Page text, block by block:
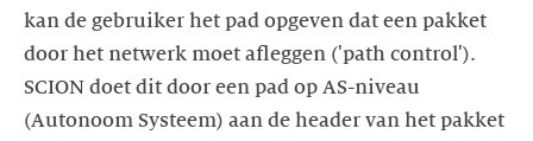
kan de gebruiker het pad opgeven dat een pakket
door het netwerk moet afleggen ('path control').
SCION doet dit door een pad op AS-niveau
(Autonoom Systeem) aan de header van het pakket